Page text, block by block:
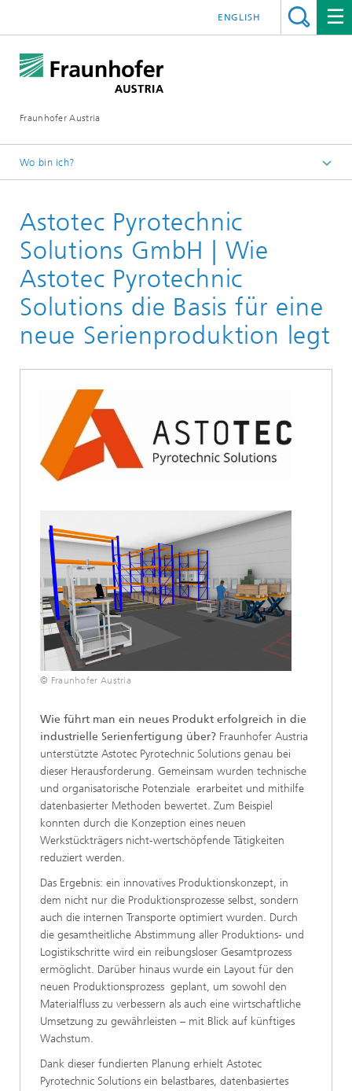
Fraunhofer Austria
ENGLISH
Wo bin ich?
Leistungen
Astotec Pyrotechnic
Solutions GmbH | Wie
Astotec Pyrotechnic
Solutions die Basis für eine
neue Serienproduktion legt
© Fraunhofer Austria
Wie führt man ein neues Produkt erfolgreich in die
industrielle Serienfertigung über? Fraunhofer Austria
unterstützte Astotec Pyrotechnic Solutions genau bei
dieser Herausforderung. Gemeinsam wurden technische
und organisatorische Potenziale erarbeitet und mithilfe
datenbasierter Methoden bewertet. Zum Beispiel
konnten durch die Konzeption eines neuen
Werkstückträgers nicht-wertschöpfende Tätigkeiten
reduziert werden.
Das Ergebnis: ein innovatives Produktionskonzept, in
dem nicht nur die Produktionsprozesse selbst, sondern
auch die internen Transporte optimiert wurden. Durch
die gesamtheitliche Abstimmung aller Produktions- und
Logistikschritte wird ein reibungsloser Gesamtprozess
ermöglicht. Darüber hinaus wurde ein Layout für den
neuen Produktionsprozess geplant, um sowohl den
Materialfluss zu verbessern als auch eine wirtschaftliche
Umsetzung zu gewährleisten – mit Blick auf künftiges
Wachstum.
Dank dieser fundierten Planung erhielt Astotec
Pyrotechnic Solutions ein belastbares, datenbasiertes